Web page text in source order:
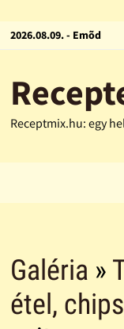
2026.08.09. - Emõd
Receptmix.hu: egy
Galéria »
étel,